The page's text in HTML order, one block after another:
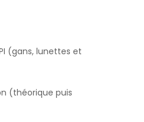
(gans, lunettes et
(théorique puis